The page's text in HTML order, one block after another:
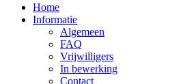
Home
Informatie
Algemeen
FAQ
Vrijwilligers
In bewerking
Contact